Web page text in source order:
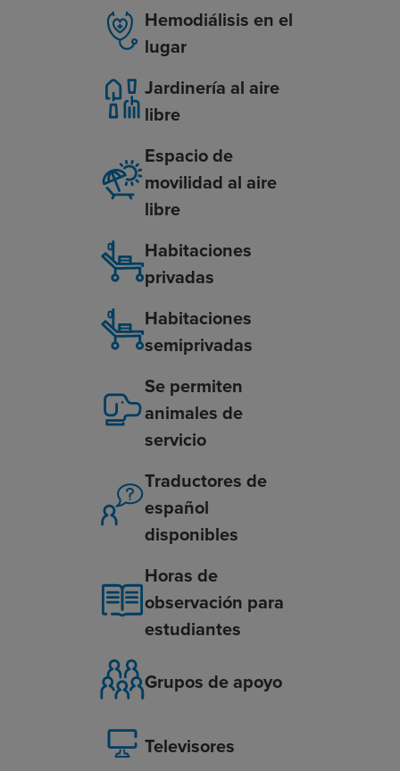
Hemodiálisis en el
lugar
Jardinería al aire
libre
Espacio de
movilidad al aire
libre
Habitaciones
privadas
Habitaciones
semiprivadas
Se permiten
animales de
servicio
Traductores de
español
disponibles
Horas de
observación para
estudiantes
Grupos de apoyo
Televisores